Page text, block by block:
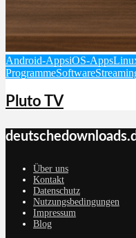
Android-AppsiOS-Apps
ProgrammeSoftware
Pluto TV
Über uns
Kontakt
Datenschutz
Nutzungsbedingungen
Impressum
Blog